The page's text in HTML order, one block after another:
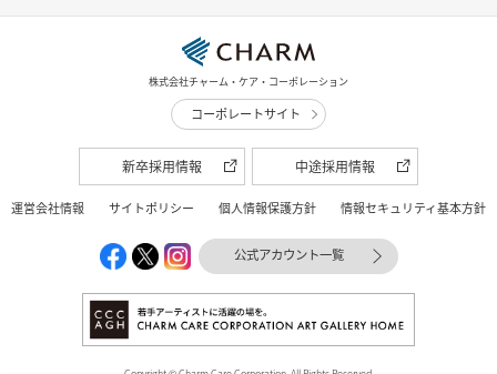
株式会社チャーム・ケア・コーポレーション
コーポレートサイト
新卒採用情報 中途採用情報
運営会社情報 サイトポリシー 個人情報保護方針 情報セキュリティ基本方針
公式アカウント一覧